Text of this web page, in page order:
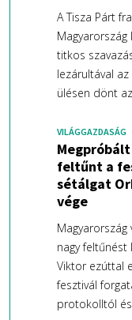
A Tisza Párt
titkos
lezárultával
ülésen dönt
VILÁGGAZDASÁG
feltűnt a
sétálgat
vége
nagy
Viktor ezúttal
fesztivál
protokolltól